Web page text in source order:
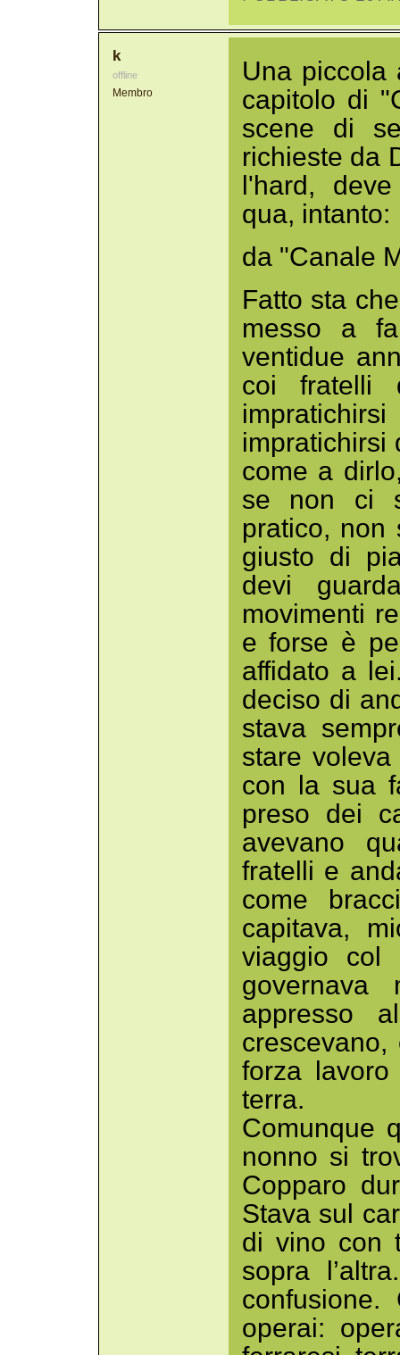
k
offline
Membro
Una piccola
capitolo di
scene di
richieste da
l'hard,
qua, intanto:
da "Canale
Fatto sta
messo a
ventidue
coi fratelli
impratichirsi
come a
se non ci
pratico, non
giusto di
devi
movimenti
e forse è
affidato a
deciso di
stava
stare
con la sua
preso dei
avevano
fratelli e
come
capitava,
viaggio col
appresso
forza
terra.
Comunque
nonno si
Copparo
Stava sul
di vino con
sopra
confusione.
operai: